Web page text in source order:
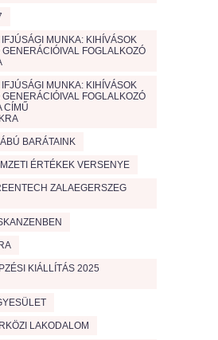
MUNKA: KIHÍVÁSOK
FOGLALKOZÓ
MUNKA: KIHÍVÁSOK
FOGLALKOZÓ
CÍMŰ
BARÁTAINK
ÉRTÉKEK VERSENYE
ZALAEGERSZEG
KIÁLLÍTÁS 2025
LAKODALOM